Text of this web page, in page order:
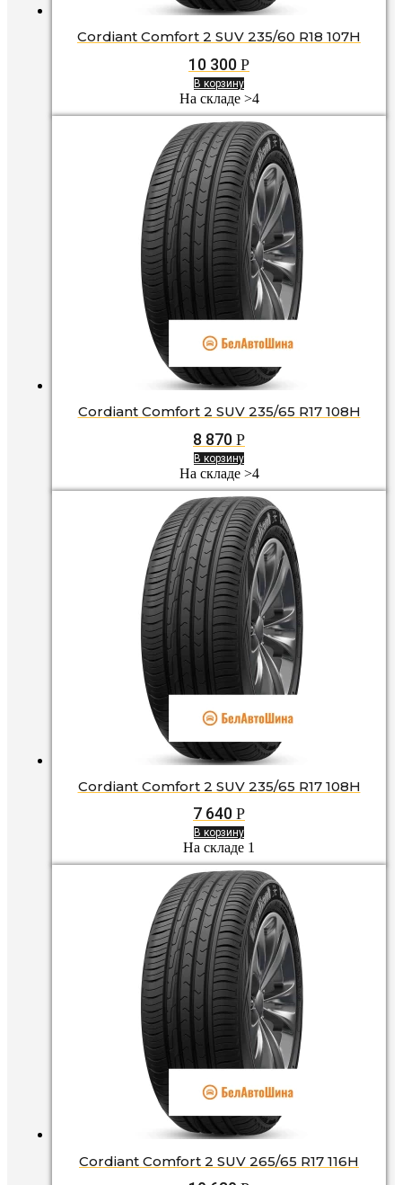
Cordiant Comfort 2 SUV 235/60 R18 107H
10 300 Р
В корзину
На складе >4
Cordiant Comfort 2 SUV 235/65 R17 108H
8 870 Р
В корзину
На складе >4
Cordiant Comfort 2 SUV 235/65 R17 108H
7 640 Р
В корзину
На складе 1
Cordiant Comfort 2 SUV 265/65 R17 116H